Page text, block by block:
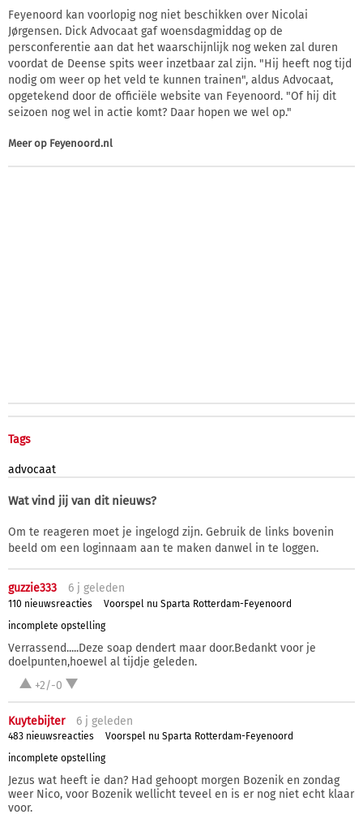
Feyenoord kan voorlopig nog niet beschikken over Nicolai
Jørgensen. Dick Advocaat gaf woensdagmiddag op de
persconferentie aan dat het waarschijnlijk nog weken zal duren
voordat de Deense spits weer inzetbaar zal zijn. "Hij heeft nog tijd
nodig om weer op het veld te kunnen trainen", aldus Advocaat,
opgetekend door de officiële website van Feyenoord. "Of hij dit
seizoen nog wel in actie komt? Daar hopen we wel op."
Meer op Feyenoord.nl
Tags
advocaat
Wat vind jij van dit nieuws?
Om te reageren moet je ingelogd zijn. Gebruik de links bovenin
beeld om een loginnaam aan te maken danwel in te loggen.
guzzie333 6 j geleden
110 nieuwsreacties
Voorspel nu Sparta Rotterdam-Feyenoord
incomplete opstelling
Verrassend.....Deze soap dendert maar door.Bedankt voor je
doelpunten,hoewel al tijdje geleden.
+2/-0
Kuytebijter 6 j geleden
483 nieuwsreacties
Voorspel nu Sparta Rotterdam-Feyenoord
incomplete opstelling
Jezus wat heeft ie dan? Had gehoopt morgen Bozenik en zondag
weer Nico, voor Bozenik wellicht teveel en is er nog niet echt klaar
voor.